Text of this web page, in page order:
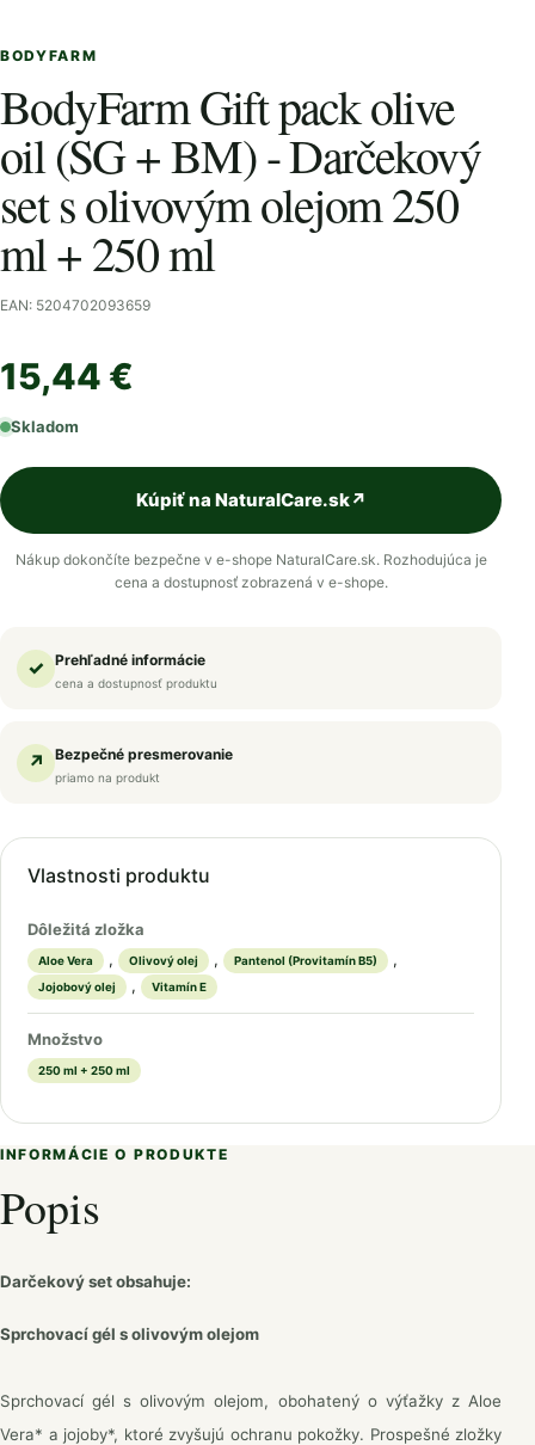
BODYFARM
BodyFarm Gift pack olive
oil (SG + BM) - Darčekový
set s olivovým olejom 250
ml + 250 ml
EAN: 5204702093659
15,44 €
Skladom
Kúpiť na NaturalCare.sk↗
Nákup dokončíte bezpečne v e-shope NaturalCare.sk. Rozhodujúca je
cena a dostupnosť zobrazená v e-shope.
✓ Prehľadné informácie
cena a dostupnosť produktu
↗ Bezpečné presmerovanie
priamo na produkt
Vlastnosti produktu
Dôležitá zložka
Aloe Vera , Olivový olej , Pantenol (Provitamín B5) ,
Jojobový olej , Vitamín E
Množstvo
250 ml + 250 ml
INFORMÁCIE O PRODUKTE
Popis
Darčekový set obsahuje:
Sprchovací gél s olivovým olejom
Sprchovací gél s olivovým olejom, obohatený o výťažky z Aloe
Vera* a jojoby*, ktoré zvyšujú ochranu pokožky. Prospešné zložky